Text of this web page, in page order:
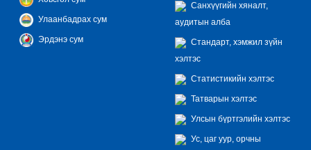
Улаанбадрах сум
Эрдэнэ сум
Санхүүгийн хяналт,
аудитын алба
Стандарт, хэмжил зүйн
хэлтэс
Статистикийн хэлтэс
Татварын хэлтэс
Улсын бүртгэлийн хэлтэс
Ус, цаг уур, орчны